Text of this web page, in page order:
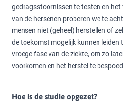
gedragsstoornissen te testen en het
van de hersenen proberen we te
mensen niet (geheel) herstellen of
de toekomst mogelijk kunnen leiden
vroege fase van de ziekte, om zo
voorkomen en het herstel te
Hoe is de studie opgezet?